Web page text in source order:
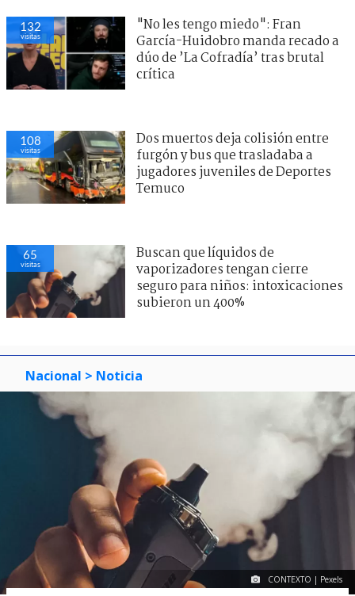
132
visitas
"No les tengo miedo": Fran
García-Huidobro manda recado a
dúo de ’La Cofradía’ tras brutal
crítica
108
visitas
Dos muertos deja colisión entre
furgón y bus que trasladaba a
jugadores juveniles de Deportes
Temuco
65
visitas
Buscan que líquidos de
vaporizadores tengan cierre
seguro para niños: intoxicaciones
subieron un 400%
Nacional > Noticia
CONTEXTO | Pexels